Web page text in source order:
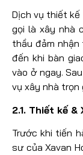
Dịch vụ thiết kế
gọi là xây nhà
thầu đảm
đến khi bàn
vào ở ngay.
vụ xây nhà trọn
2.1. Thiết kế
Trước khi tiến
sư của Xavan